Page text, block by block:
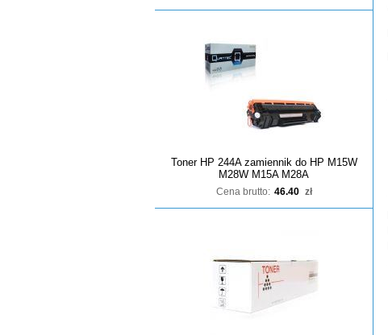
Toner HP 244A zamiennik do HP M15W
M28W M15A M28A
Cena brutto: 46.40 zł